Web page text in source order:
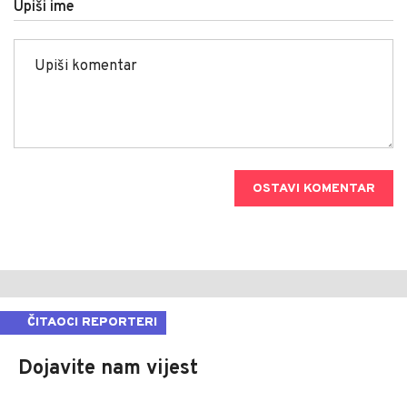
Upiši ime
OSTAVI KOMENTAR
ČITAOCI REPORTERI
Dojavite nam vijest